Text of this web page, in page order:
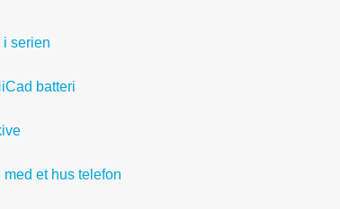
i serien
batteri
et hus telefon